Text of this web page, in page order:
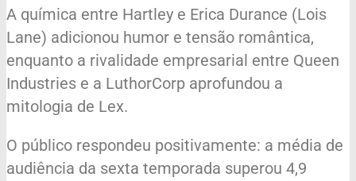
A química entre Hartley e Erica Durance (Lois
Lane) adicionou humor e tensão romântica,
enquanto a rivalidade empresarial entre Queen
Industries e a LuthorCorp aprofundou a
mitologia de Lex.
O público respondeu positivamente: a média de
audiência da sexta temporada superou 4,9